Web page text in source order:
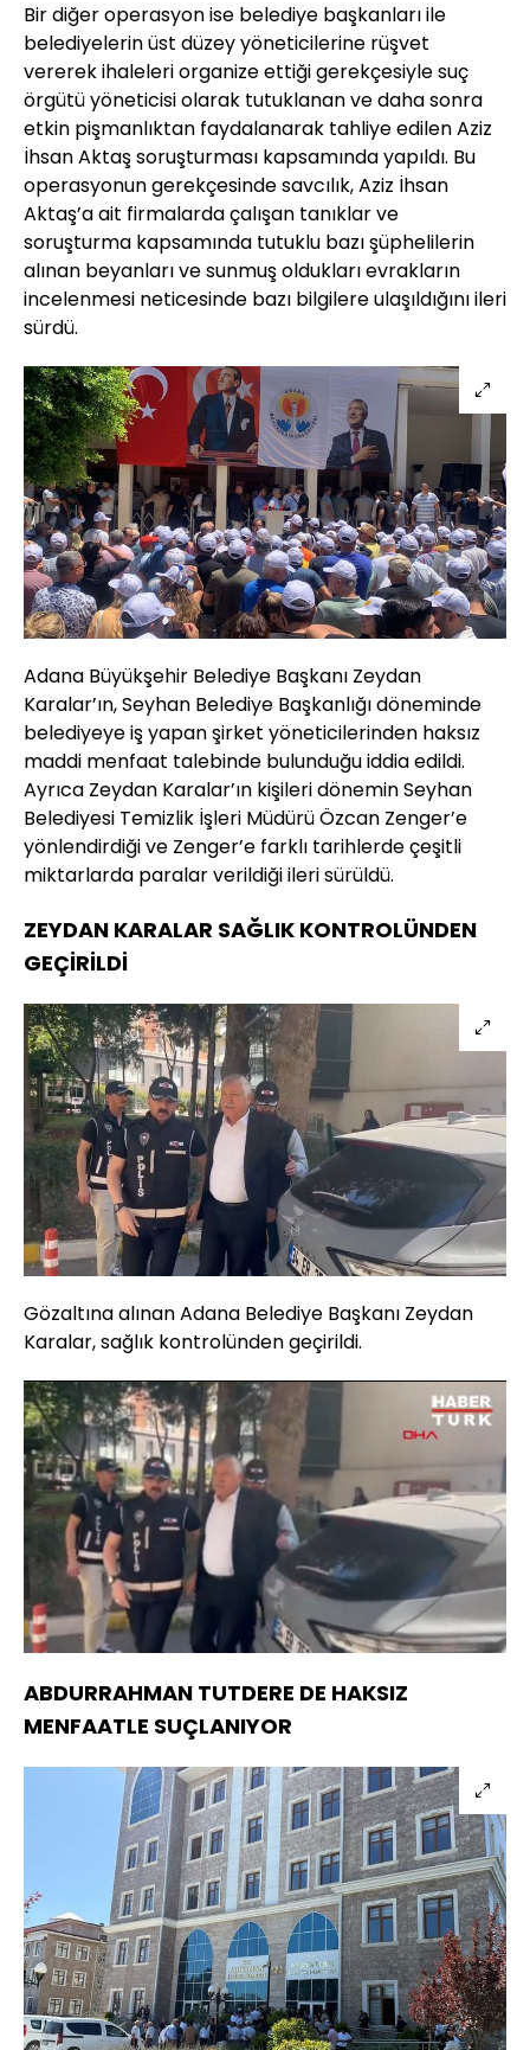
Bir diğer operasyon ise belediye başkanları ile
belediyelerin üst düzey yöneticilerine rüşvet
vererek ihaleleri organize ettiği gerekçesiyle suç
örgütü yöneticisi olarak tutuklanan ve daha sonra
etkin pişmanlıktan faydalanarak tahliye edilen Aziz
İhsan Aktaş soruşturması kapsamında yapıldı. Bu
operasyonun gerekçesinde savcılık, Aziz İhsan
Aktaş’a ait firmalarda çalışan tanıklar ve
soruşturma kapsamında tutuklu bazı şüphelilerin
alınan beyanları ve sunmuş oldukları evrakların
incelenmesi neticesinde bazı bilgilere ulaşıldığını ileri
sürdü.
Adana Büyükşehir Belediye Başkanı Zeydan
Karalar’ın, Seyhan Belediye Başkanlığı döneminde
belediyeye iş yapan şirket yöneticilerinden haksız
maddi menfaat talebinde bulunduğu iddia edildi.
Ayrıca Zeydan Karalar’ın kişileri dönemin Seyhan
Belediyesi Temizlik İşleri Müdürü Özcan Zenger’e
yönlendirdiği ve Zenger’e farklı tarihlerde çeşitli
miktarlarda paralar verildiği ileri sürüldü.
ZEYDAN KARALAR SAĞLIK KONTROLÜNDEN
GEÇİRİLDİ
Gözaltına alınan Adana Belediye Başkanı Zeydan
Karalar, sağlık kontrolünden geçirildi.
Sesi
Aç
Yüklendi
100.00%
Oynatma
Hızı
ABDURRAHMAN TUTDERE DE HAKSIZ
MENFAATLE SUÇLANIYOR